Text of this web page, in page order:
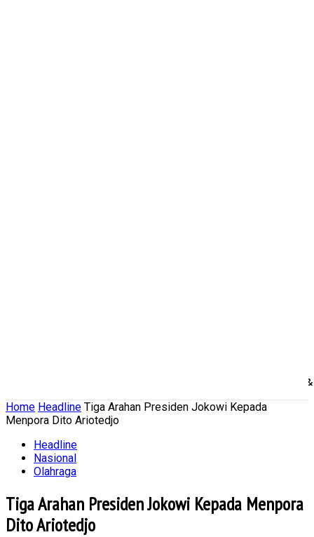
Politik
Home Headline Tiga Arahan Presiden Jokowi Kepada
Menpora Dito Ariotedjo
Headline
Nasional
Olahraga
Tiga Arahan Presiden Jokowi Kepada Menpora
Dito Ariotedjo